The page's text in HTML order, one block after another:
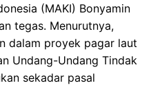
(MAKI) Bonyamin
tegas. Menurutnya,
dalam proyek pagar laut
Undang-Undang Tindak
sekadar pasal